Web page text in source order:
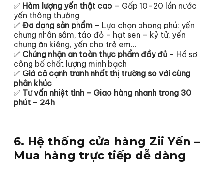
✅ Hàm lượng yến thật cao – Gấp 10–20 lần nước
yến thông thường
✅ Đa dạng sản phẩm – Lựa chọn phong phú: yến
chưng nhân sâm, táo đỏ – hạt sen – kỷ tử, yến
chưng ăn kiêng, yến cho trẻ em…
✅ Chứng nhận an toàn thực phẩm đầy đủ – Hồ sơ
công bố chất lượng minh bạch
✅ Giá cả cạnh tranh nhất thị trường so với cùng
phân khúc
✅ Tư vấn nhiệt tình – Giao hàng nhanh trong 30
phút – 24h
6. Hệ thống cửa hàng Zii Yến –
Mua hàng trực tiếp dễ dàng